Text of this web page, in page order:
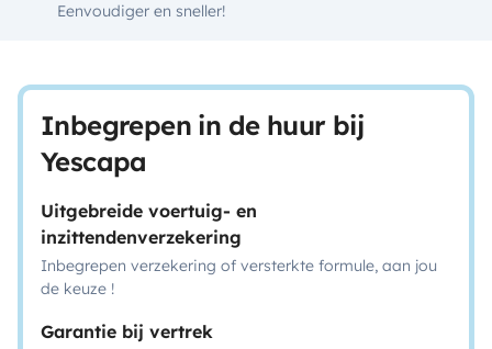
Eenvoudiger en sneller!
Inbegrepen in de huur bij
Yescapa
Uitgebreide voertuig- en
inzittendenverzekering
Inbegrepen verzekering of versterkte formule, aan jou
de keuze !
Garantie bij vertrek